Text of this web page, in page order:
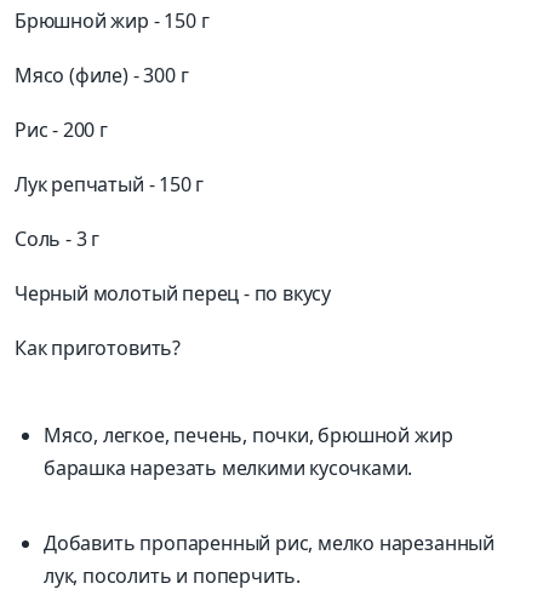
Брюшной жир - 150 г
Мясо (филе) - 300 г
Рис - 200 г
Лук репчатый - 150 г
Соль - 3 г
Черный молотый перец - по вкусу
Как приготовить?
Мясо, легкое, печень, почки, брюшной жир
барашка нарезать мелкими кусочками.
Добавить пропаренный рис, мелко нарезанный
лук, посолить и поперчить.